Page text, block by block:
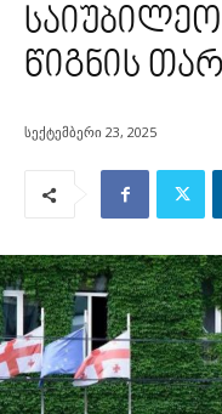
საიუბილეო
წიგნის
სექტემბერი 23, 2025